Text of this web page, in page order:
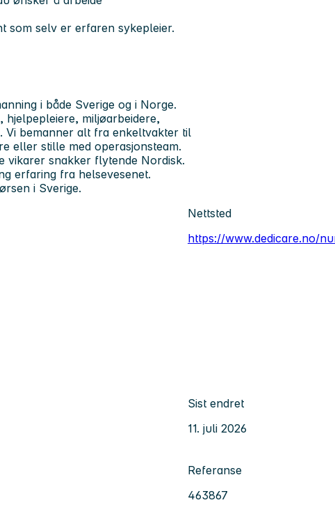
som selv er erfaren sykepleier.
i både Sverige og i Norge.
hjelpepleiere, miljøarbeidere,
bemanner alt fra enkeltvakter til
eller stille med operasjonsteam.
vikarer snakker flytende Nordisk.
erfaring fra helsevesenet.
i Sverige.
Nettsted
https://www.dedicare.no/
Sist endret
11. juli 2026
Referanse
463867